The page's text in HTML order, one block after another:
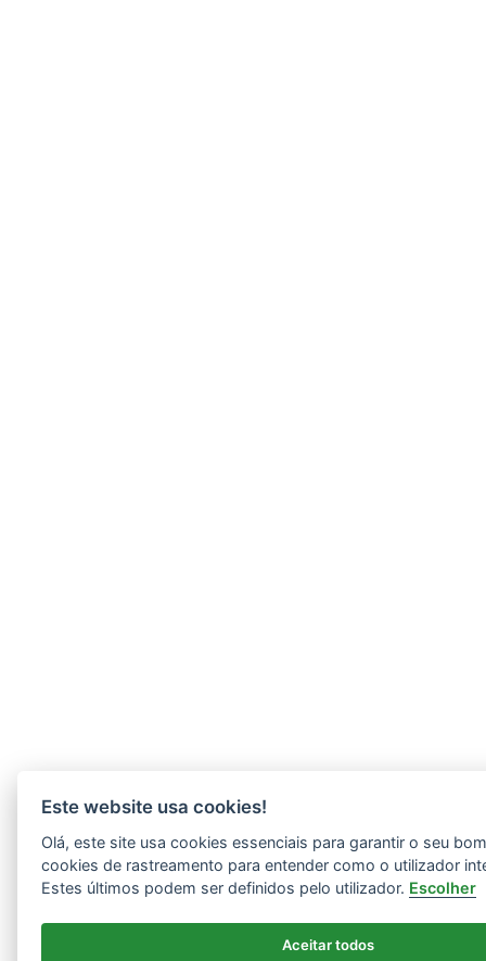
Este website usa cookies!
Olá, este site usa cookies essenciais para garantir o seu
cookies de rastreamento para entender como o utilizador
Estes últimos podem ser definidos pelo utilizador. Escolher
Aceitar todos